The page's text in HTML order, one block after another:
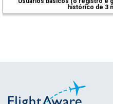
histórico de 3